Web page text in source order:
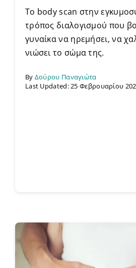
Το body scan στην
τρόπος διαλογισμού που
γυναίκα να ηρεμήσει, να
νιώσει το σώμα της.
By Δούρου Παναγιώτα
Last Updated: 25 Φεβρουαρίου